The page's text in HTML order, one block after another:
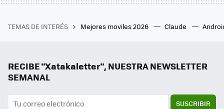
TEMAS DE INTERÉS Mejores moviles 2026 Claude
RECIBE "Xatakaletter", NUESTRA NEWSLETTER
SEMANAL
SUSCRIBIR